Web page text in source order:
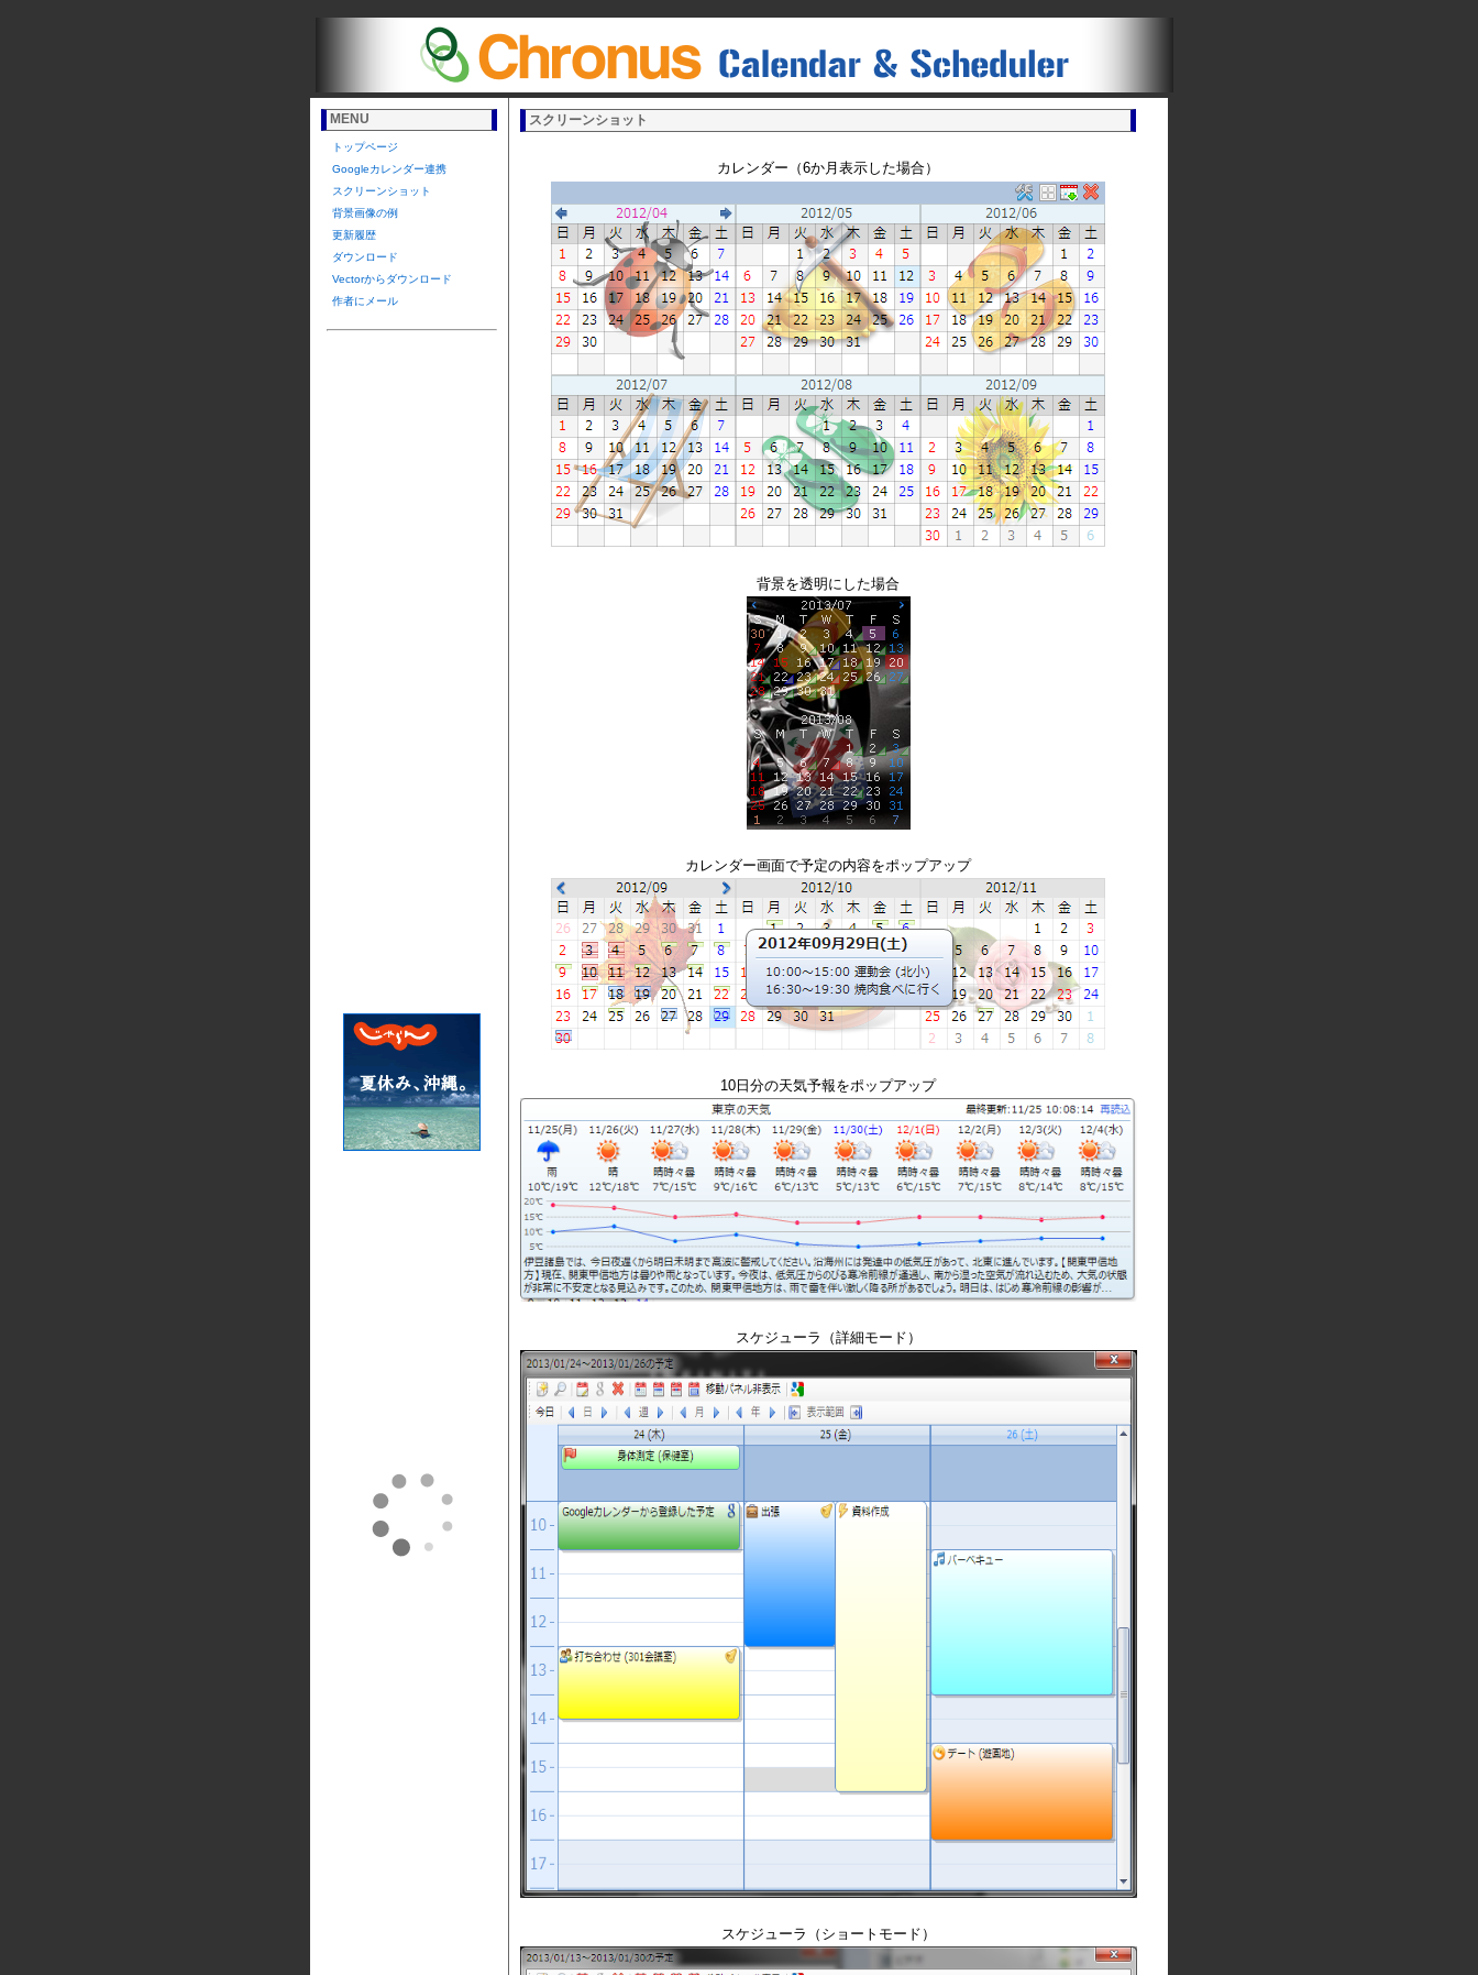
MENU
トップページ
Googleカレンダー連携
スクリーンショット
背景画像の例
更新履歴
ダウンロード
Vectorからダウンロード
作者にメール
スクリーンショット
カレンダー（6か月表示した場合）
背景を透明にした場合
カレンダー画面で予定の内容をポップアップ
10日分の天気予報をポップアップ
スケジューラ（詳細モード）
スケジューラ（ショートモード）